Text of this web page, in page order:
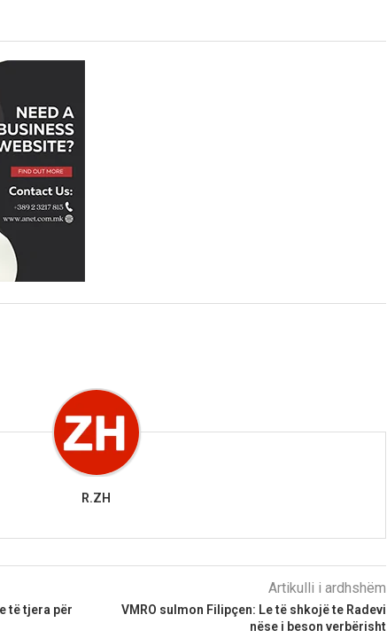
R.ZH
të tjera për
Artikulli i ardhshëm
VMRO sulmon Filipçen: Le të shkojë te Radevi
nëse i beson verbërisht